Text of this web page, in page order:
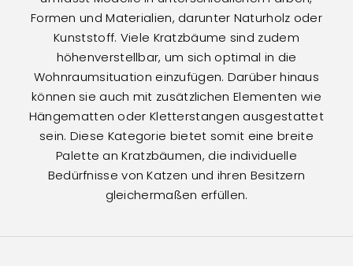
Formen und Materialien, darunter Naturholz oder
Kunststoff. Viele Kratzbäume sind zudem
höhenverstellbar, um sich optimal in die
Wohnraumsituation einzufügen. Darüber hinaus
können sie auch mit zusätzlichen Elementen wie
Hängematten oder Kletterstangen ausgestattet
sein. Diese Kategorie bietet somit eine breite
Palette an Kratzbäumen, die individuelle
Bedürfnisse von Katzen und ihren Besitzern
gleichermaßen erfüllen.